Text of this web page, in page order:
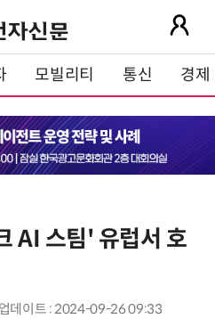
모빌리티 통신 경제
AI 스팀' 유럽서 호
업데이트 : 2024-09-26 09:33